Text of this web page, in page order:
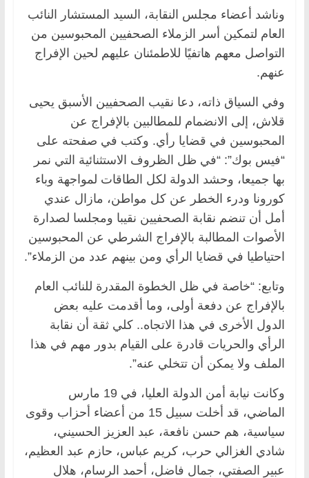
وناشد أعضاء مجلس النقابة، السيد المستشار النائب
العام لتمكين أسر الزملاء الصحفيين المحبوسين من
التواصل معهم هاتفيًا للاطمئنان عليهم لحين الإفراج
عنهم.
وفي السياق ذاته، دعا نقيب الصحفيين الأسبق يحيى
قلاش، إلى الانضمام للمطالبين بالإفراج عن
المحبوسين في قضايا رأي. وكتب في صفحته على
“فيس بوك”: “في ظل الظروف الاستثنائية التي نمر
بها جميعا، وحشد الدولة لكل الطاقات لمواجهة وباء
كورونا ودرء الخطر عن كل مواطن، مازال عندي
أمل أن تنضم نقابة الصحفيين نقيبا ومجلسا لصدارة
الأصوات المطالبة بالإفراج الشرطي عن المحبوسين
احتياطيا في قضايا الرأي ومن بينهم عدد من الزملاء”.
وتابع: “خاصة في ظل الخطوة المقدرة للنائب العام
بالإفراج عن دفعة أولى، وما أقدمت عليه بعض
الدول الأخرى في هذا الاتجاه.. كلي ثقة أن نقابة
الرأي والحريات قادرة على القيام بدور مهم في هذا
الملف ولا يمكن أن تتخلي عنه”.
وكانت نيابة أمن الدولة العليا، في 19 مارس
الماضي، قد أخلت سبيل 15 من أعضاء أحزاب وقوى
سياسية، هم حسن نافعة، عبد العزيز الحسيني،
شادي الغزالي حرب، كريم عباس، حازم عبد العظيم،
عبير الصفتي، جمال فاضل، أحمد الرسام، هلال